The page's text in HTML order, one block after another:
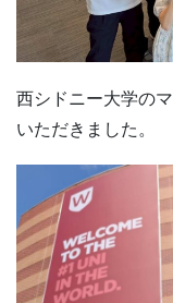
西シドニー大学の
いただきました。